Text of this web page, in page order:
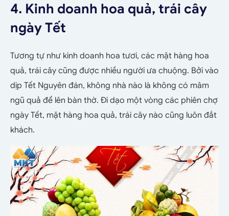
4. Kinh doanh hoa quả, trái cây
ngày Tết
Tương tự như kinh doanh hoa tươi, các mặt hàng hoa
quả, trái cây cũng được nhiều người ưa chuộng. Bởi vào
dịp Tết Nguyên đán, không nhà nào là không có mâm
ngũ quả để lên bàn thờ. Đi dạo một vòng các phiên chợ
ngày Tết, mặt hàng hoa quả, trái cây nào cũng luôn đắt
khách.